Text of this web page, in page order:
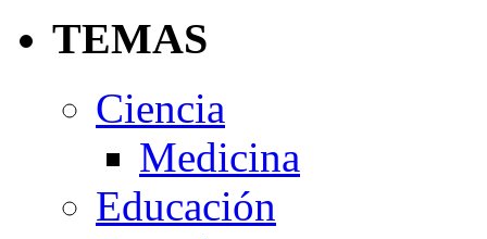
TEMAS
Ciencia
Medicina
Educación